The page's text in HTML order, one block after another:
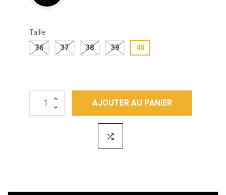
Taille
36
37 38 39 40
AJOUTER AU PANIER